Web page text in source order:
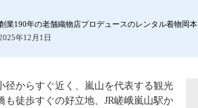
業190年の老舗織物店プロデュースのレンタル着物岡本
年12月1日
径からすぐ近く、嵐山を代表する観光
も徒歩すぐの好立地、JR嵯峨嵐山駅か